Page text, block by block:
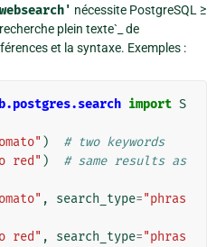
nécessite PostgreSQL ≥
plein texte`_ de
et la syntaxe. Exemples :
import S
)
# two keywords
red" )
# same results as
, search_type="phras
red" , search_type="phras